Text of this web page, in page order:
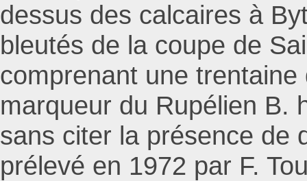
dessus des calcaires à
bleutés de la coupe de
comprenant une
marqueur du Rupélien B.
sans citer la présence de
prélevé en 1972 par F.